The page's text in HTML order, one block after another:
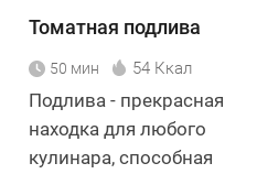
Томатная подлива
50 мин 54 Ккал
Подлива - прекрасная
находка для любого
кулинара, способная